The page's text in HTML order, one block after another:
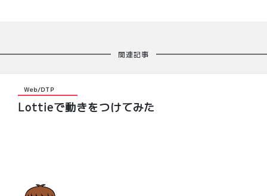
関連記事
Web/DTP
Lottieで動きをつけてみた